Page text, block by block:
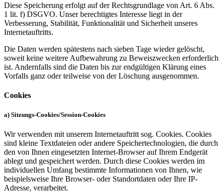
Diese Speicherung erfolgt auf der Rechtsgrundlage von Art. 6 Abs.
1 lit. f) DSGVO. Unser berechtigtes Interesse liegt in der
Verbesserung, Stabilität, Funktionalität und Sicherheit unseres
Internetauftritts.
Die Daten werden spätestens nach sieben Tage wieder gelöscht,
soweit keine weitere Aufbewahrung zu Beweiszwecken erforderlich
ist. Andernfalls sind die Daten bis zur endgültigen Klärung eines
Vorfalls ganz oder teilweise von der Löschung ausgenommen.
Cookies
a) Sitzungs-Cookies/Session-Cookies
Wir verwenden mit unserem Internetauftritt sog. Cookies. Cookies
sind kleine Textdateien oder andere Speichertechnologien, die durch
den von Ihnen eingesetzten Internet-Browser auf Ihrem Endgerät
ablegt und gespeichert werden. Durch diese Cookies werden im
individuellen Umfang bestimmte Informationen von Ihnen, wie
beispielsweise Ihre Browser- oder Standortdaten oder Ihre IP-
Adresse, verarbeitet.